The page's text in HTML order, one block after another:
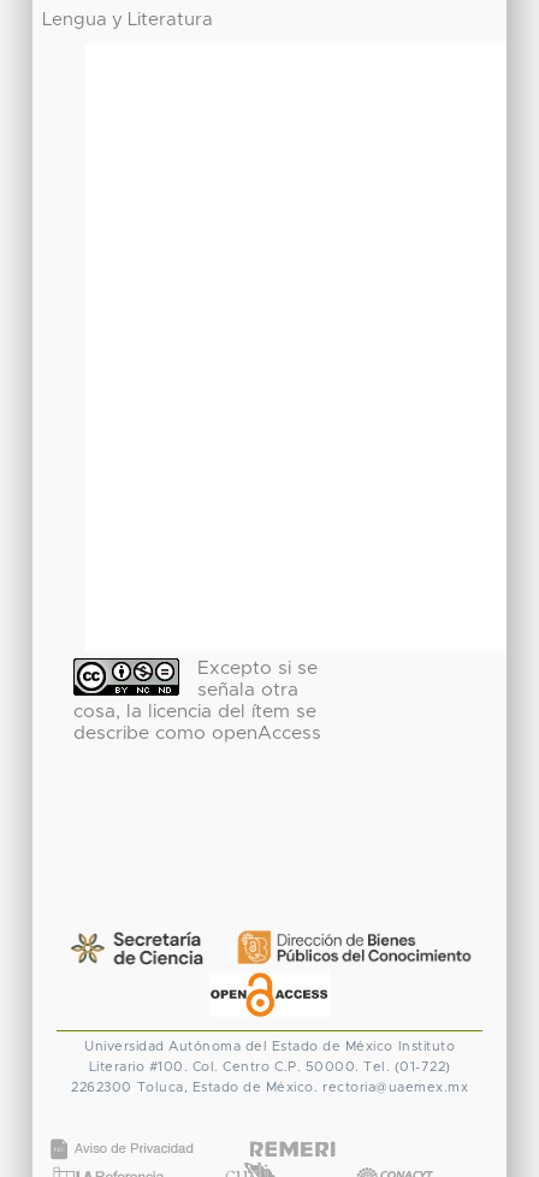
Lengua y Literatura
Excepto si se
señala otra
cosa, la licencia del ítem se
describe como openAccess
Universidad Autónoma del Estado de México
Instituto
Literario #100. Col. Centro C.P. 50000. Tel. (01-722)
2262300 Toluca, Estado de México. rectoria@uaemex.mx